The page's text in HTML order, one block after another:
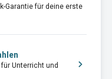
Garantie für deine erste
Unterricht und